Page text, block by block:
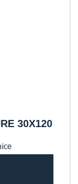
30X120